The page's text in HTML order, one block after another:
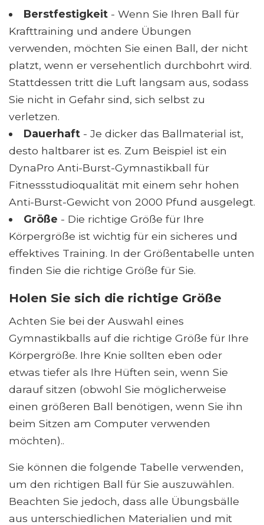
Berstfestigkeit- Wenn Sie Ihren Ball für
Krafttraining und andere Übungen
verwenden, möchten Sie einen Ball, der nicht
platzt, wenn er versehentlich durchbohrt wird.
Stattdessen tritt die Luft langsam aus, sodass
Sie nicht in Gefahr sind, sich selbst zu
verletzen.
Dauerhaft- Je dicker das Ballmaterial ist,
desto haltbarer ist es. Zum Beispiel ist ein
DynaPro Anti-Burst-Gymnastikball für
Fitnessstudioqualität mit einem sehr hohen
Anti-Burst-Gewicht von 2000 Pfund ausgelegt.
Größe - Die richtige Größe für Ihre
Körpergröße ist wichtig für ein sicheres und
effektives Training. In der Größentabelle unten
finden Sie die richtige Größe für Sie.
Holen Sie sich die richtige Größe
Achten Sie bei der Auswahl eines
Gymnastikballs auf die richtige Größe für Ihre
Körpergröße. Ihre Knie sollten eben oder
etwas tiefer als Ihre Hüften sein, wenn Sie
darauf sitzen (obwohl Sie möglicherweise
einen größeren Ball benötigen, wenn Sie ihn
beim Sitzen am Computer verwenden
möchten)..
Sie können die folgende Tabelle verwenden,
um den richtigen Ball für Sie auszuwählen.
Beachten Sie jedoch, dass alle Übungsbälle
aus unterschiedlichen Materialien und mit